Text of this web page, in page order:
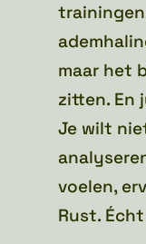
maar het
zitten. En
Je wilt
voelen,
Rust.